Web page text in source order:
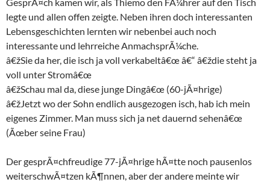
legte und allen offen zeigte. Neben ihren doch interessanten
Lebensgeschichten lernten wir nebenbei auch noch
interessante und lehrreiche AnmachsprÃ¼che.
â€žSie da her, die isch ja voll verkabeltâ€œ â€“ â€ždie steht ja
voll unter Stromâ€œ
â€žSchau mal da, diese junge Dingâ€œ (60-jÃ¤hrige)
â€žJetzt wo der Sohn endlich ausgezogen isch, hab ich mein
eigenes Zimmer. Man muss sich ja net dauernd sehenâ€œ
(Ãœber seine Frau)
Der gesprÃ¤chfreudige 77-jÃ¤hrige hÃ¤tte noch pausenlos
weiterschwÃ¤tzen kÃ¶nnen, aber der andere meinte wir